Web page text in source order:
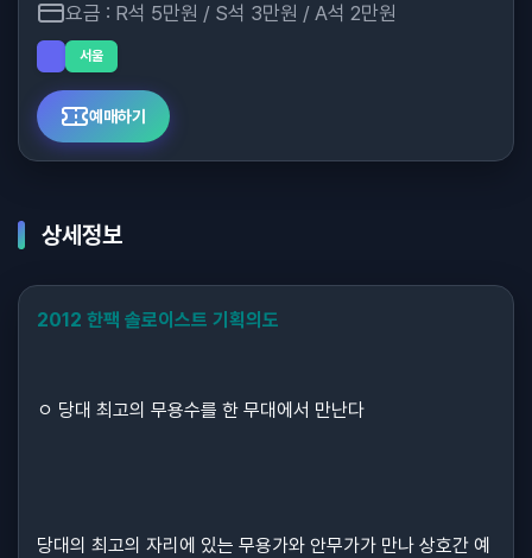
요금 : R석 5만원 / S석 3만원 / A석 2만원
서울
예매하기
상세정보
2012 한팩 솔로이스트 기획의도
ㅇ 당대 최고의 무용수를 한 무대에서 만난다
당대의 최고의 자리에 있는 무용가와 안무가가 만나 상호간 예